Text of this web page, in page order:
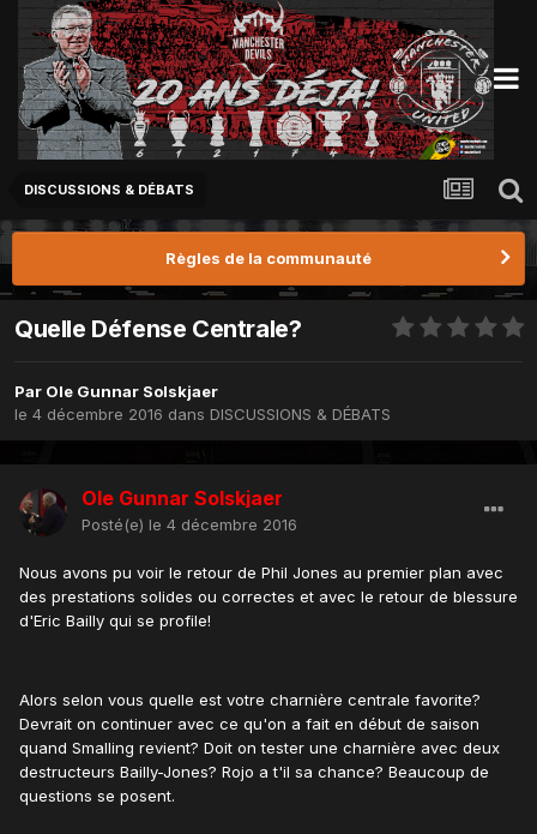
DISCUSSIONS & DÉBATS
Règles de la communauté
Quelle Défense Centrale?
Par Ole Gunnar Solskjaer
le 4 décembre 2016 dans DISCUSSIONS & DÉBATS
Ole Gunnar Solskjaer
Posté(e) le 4 décembre 2016
Nous avons pu voir le retour de Phil Jones au premier plan avec
des prestations solides ou correctes et avec le retour de blessure
d'Eric Bailly qui se profile!
Alors selon vous quelle est votre charnière centrale favorite?
Devrait on continuer avec ce qu'on a fait en début de saison
quand Smalling revient? Doit on tester une charnière avec deux
destructeurs Bailly-Jones? Rojo a t'il sa chance? Beaucoup de
questions se posent.